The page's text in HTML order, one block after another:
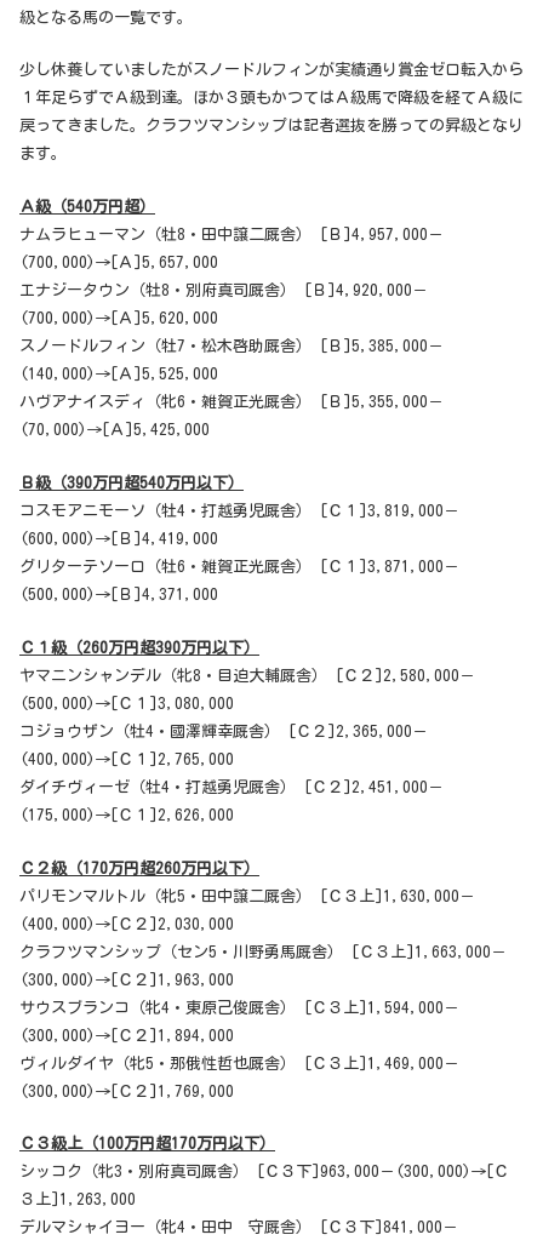
級となる馬の一覧です。
少し休養していましたがスノードルフィンが実績通り賞金ゼロ転入から
１年足らずでＡ級到達。ほか３頭もかつてはＡ級馬で降級を経てＡ級に
戻ってきました。クラフツマンシップは記者選抜を勝っての昇級となり
ます。
Ａ級（540万円超）
ナムラヒューマン（牡8・田中譲二厩舎） [Ｂ]4,957,000－
(700,000)→[Ａ]5,657,000
エナジータウン（牡8・別府真司厩舎） [Ｂ]4,920,000－
(700,000)→[Ａ]5,620,000
スノードルフィン（牡7・松木啓助厩舎） [Ｂ]5,385,000－
(140,000)→[Ａ]5,525,000
ハヴアナイスディ（牝6・雑賀正光厩舎） [Ｂ]5,355,000－
(70,000)→[Ａ]5,425,000
Ｂ級（390万円超540万円以下）
コスモアニモーソ（牡4・打越勇児厩舎） [Ｃ１]3,819,000－
(600,000)→[Ｂ]4,419,000
グリターテソーロ（牡6・雑賀正光厩舎） [Ｃ１]3,871,000－
(500,000)→[Ｂ]4,371,000
Ｃ１級（260万円超390万円以下）
ヤマニンシャンデル（牝8・目迫大輔厩舎） [Ｃ２]2,580,000－
(500,000)→[Ｃ１]3,080,000
コジョウザン（牡4・國澤輝幸厩舎） [Ｃ２]2,365,000－
(400,000)→[Ｃ１]2,765,000
ダイチヴィーゼ（牡4・打越勇児厩舎） [Ｃ２]2,451,000－
(175,000)→[Ｃ１]2,626,000
Ｃ２級（170万円超260万円以下）
パリモンマルトル（牝5・田中譲二厩舎） [Ｃ３上]1,630,000－
(400,000)→[Ｃ２]2,030,000
クラフツマンシップ（セン5・川野勇馬厩舎） [Ｃ３上]1,663,000－
(300,000)→[Ｃ２]1,963,000
サウスブランコ（牝4・東原己俊厩舎） [Ｃ３上]1,594,000－
(300,000)→[Ｃ２]1,894,000
ヴィルダイヤ（牝5・那俄性哲也厩舎） [Ｃ３上]1,469,000－
(300,000)→[Ｃ２]1,769,000
Ｃ３級上（100万円超170万円以下）
シッコク（牝3・別府真司厩舎） [Ｃ３下]963,000－(300,000)→[Ｃ
３上]1,263,000
デルマシャイヨー（牝4・田中 守厩舎） [Ｃ３下]841,000－